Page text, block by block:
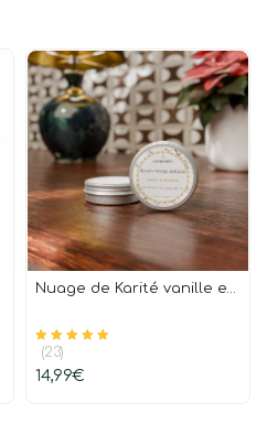
Nuage de Karité vanille et noisette 100% naturel
Notesur 5
(23)
14,99€